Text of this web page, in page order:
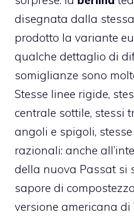
disegnata dalla
prodotto la variante
qualche dettaglio di
somiglianze sono
Stesse linee rigide,
centrale sottile, stessi
angoli e spigoli,
razionali: anche
della nuova Passat si
sapore di
versione americana